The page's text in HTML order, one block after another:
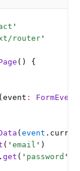
'
router'
() {
(event : FormEvent
( event
( ' email ' )
. get ( ' password '